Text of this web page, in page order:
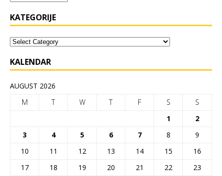
KATEGORIJE
KALENDAR
AUGUST 2026
M
T W T F S
S
1
2
3
4 5 6 7 8
9
10
11 12 13 14 15
16
17
18 19 20 21 22
23